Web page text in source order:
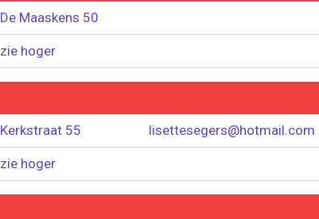
De Maaskens 50
zie hoger
Kerkstraat 55 lisettesegers@hotmail.com
zie hoger